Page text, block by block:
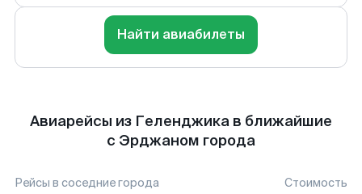
Найти авиабилеты
Авиарейсы из Геленджика в ближайшие
с Эрджаном города
Рейсы в соседние города Стоимость